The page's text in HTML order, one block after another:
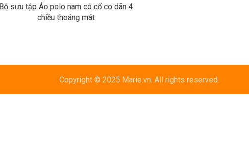
Bộ sưu tập Áo polo nam có cổ co dãn 4
chiều thoáng mát
Copyright © 2025 Marie.vn. All rights reserved.